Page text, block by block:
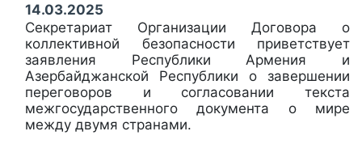
14.03.2025
Секретариат Организации Договора о
коллективной безопасности приветствует
заявления Республики Армения и
Азербайджанской Республики о завершении
переговоров и согласовании текста
межгосударственного документа о мире
между двумя странами.